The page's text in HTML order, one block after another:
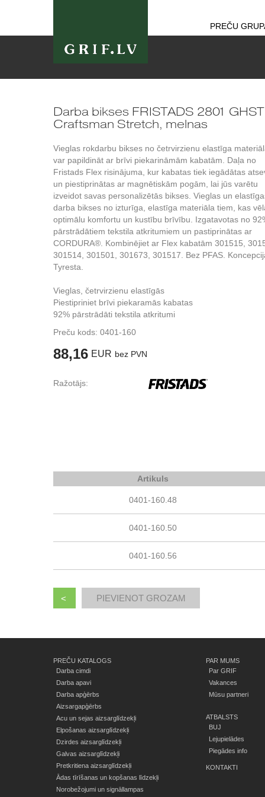
PREČU
Darba bikses FRISTADS 2801 GHST
Craftsman Stretch, melnas
Vieglas rokdarbu bikses no četrvirzienu elastīga
var papildināt ar brīvi piekarināmām kabatām. Daļa no
Fristads Flex risinājuma, kur kabatas tiek iegādātas
un piestiprinātas ar magnētiskām pogām, lai jūs varētu
izveidot savas personalizētās bikses. Vieglas un
darba bikses no izturīga, elastīga materiāla tiem, kas
optimālu komfortu un kustību brīvību. Izgatavotas no
pārstrādātiem tekstila atkritumiem un pastiprinātas ar
CORDURA®. Kombinējiet ar Flex kabatām 301515,
301514, 301501, 301673, 301517. Bez PFAS.
Tyresta.
Vieglas, četrvirzienu elastīgās
Piestipriniet brīvi piekaramās kabatas
92% pārstrādāti tekstila atkritumi
Preču kods: 0401-160
88,16 EUR bez PVN
Ražotājs:
Artikuls
0401-160.48
0401-160.50
0401-160.56
<
PREČU KATALOGS
Darba cimdi
Darba apavi
Darba apģērbs
Aizsargapģērbs
Acu un sejas aizsarglīdzekļi
Elpošanas aizsarglīdzekļi
Dzirdes aizsarglīdzekļi
Galvas aizsarglīdzekļi
Pretkritiena aizsarglīdzekļi
Ādas tīrīšanas un kopšanas līdzekļi
Norobežojumi un signāllampas
PAR MUMS
Par GRIF
Vakances
Mūsu partneri
ATBALSTS
BUJ
Lejupielādes
Piegādes info
KONTAKTI